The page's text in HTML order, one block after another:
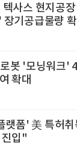
사스 현지공
기공급물량 확
봇 '모닝워크'
확대
랫폼' 美 특허
진입"